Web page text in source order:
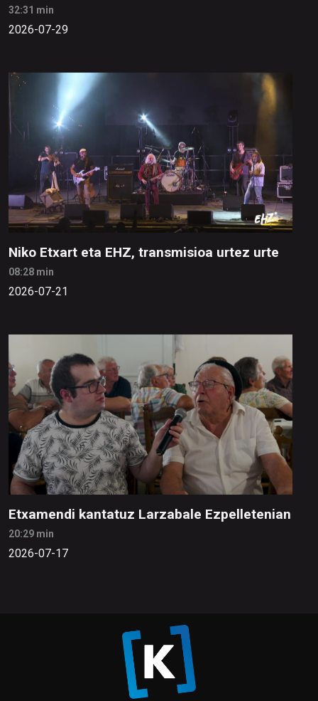
32:31 min
2026-07-29
Niko Etxart eta EHZ, transmisioa urtez urte
08:28 min
2026-07-21
Etxamendi kantatuz Larzabale Ezpelletenian
20:29 min
2026-07-17